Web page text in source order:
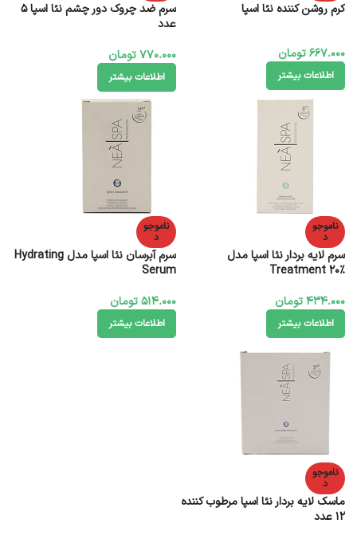
کرم روشن کننده نئا اسپا
667.000تومان
اطلاعات بیشتر
سرم ضد چروک دور چشم نئا اسپا 5
عدد
770.000تومان
اطلاعات بیشتر
ناموجو
د
سرم لایه بردار نئا اسپا مدل
Treatment 20%
434.000تومان
اطلاعات بیشتر
ناموجو
د
سرم آبرسان نئا اسپا مدل Hydrating
Serum
514.000تومان
اطلاعات بیشتر
ناموجو
د
ماسک لایه بردار نئا اسپا مرطوب کننده
12 عدد